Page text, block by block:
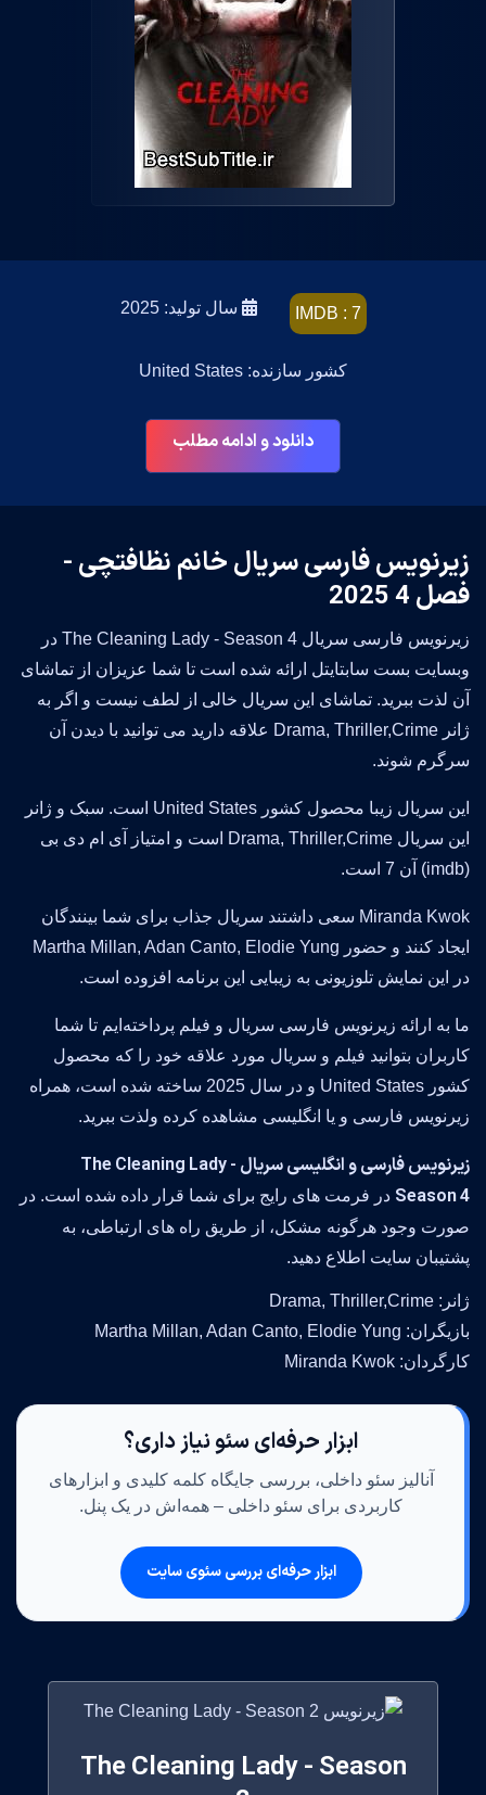
IMDB : 7 سال تولید: 2025
کشور سازنده: United States
دانلود و ادامه مطلب
زیرنویس فارسی سریال خانم نظافتچی -
فصل 4 2025
زیرنویس فارسی سریال The Cleaning Lady - Season 4 در
وبسایت بست سابتایتل ارائه شده است تا شما عزیزان از تماشای
آن لذت ببرید. تماشای این سریال خالی از لطف نیست و اگر به
ژانر Drama, Thriller,Crime علاقه دارید می توانید با دیدن آن
سرگرم شوند.
این سریال زیبا محصول کشور United States است. سبک و ژانر
این سریال Drama, Thriller,Crime است و امتیاز آی ام دی بی
(imdb) آن 7 است.
Miranda Kwok سعی داشتند سریال جذاب برای شما بینندگان
ایجاد کنند و حضور Martha Millan, Adan Canto, Elodie Yung
در این نمایش تلوزیونی به زیبایی این برنامه افزوده است.
ما به ارائه زیرنویس فارسی سریال و فیلم پرداخته‌ایم تا شما
کاربران بتوانید فیلم و سریال مورد علاقه خود را که محصول
کشور United States و در سال 2025 ساخته شده است، همراه
زیرنویس فارسی و یا انگلیسی مشاهده کرده ولذت ببرید.
زیرنویس فارسی و انگلیسی سریال The Cleaning Lady -
Season 4 در فرمت های رایج برای شما قرار داده شده است. در
صورت وجود هرگونه مشکل، از طریق راه های ارتباطی، به
پشتیبان سایت اطلاع دهید.
ژانر: Drama, Thriller,Crime
بازیگران: Martha Millan, Adan Canto, Elodie Yung
کارگردان: Miranda Kwok
ابزار حرفه‌ای سئو نیاز داری؟
آنالیز سئو داخلی، بررسی جایگاه کلمه کلیدی و ابزارهای
کاربردی برای سئو داخلی – همه‌اش در یک پنل.
ابزار حرفه‌ای بررسی سئوی سایت
The Cleaning Lady - Season